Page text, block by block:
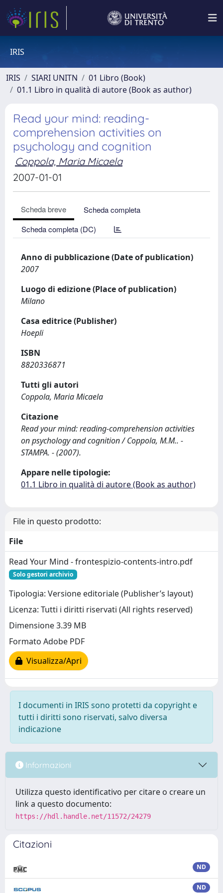
IRIS
IRIS SIARI UNITN
01 Libro (Book)
01.1 Libro in qualità di autore (Book as author)
Read your mind: reading-
comprehension activities on
psychology and cognition
Coppola, Maria Micaela
2007-01-01
Scheda breve
Scheda completa
Scheda completa (DC)
Anno di pubblicazione (Date of publication)
2007
Luogo di edizione (Place of publication)
Milano
Casa editrice (Publisher)
Hoepli
ISBN
8820336871
Tutti gli autori
Coppola, Maria Micaela
Citazione
Read your mind: reading-comprehension activities
on psychology and cognition / Coppola, M.M.. -
STAMPA. - (2007).
Appare nelle tipologie:
01.1 Libro in qualità di autore (Book as author)
File in questo prodotto:
File
Read Your Mind - frontespizio-contents-intro.pdf
Solo gestori archivio
Tipologia: Versione editoriale (Publisher’s layout)
Licenza: Tutti i diritti riservati (All rights reserved)
Dimensione 3.39 MB
Formato Adobe PDF
Visualizza/Apri
I documenti in IRIS sono protetti da copyright e
tutti i diritti sono riservati, salvo diversa
indicazione
Informazioni
Utilizza questo identificativo per citare o creare un
link a questo documento:
https://hdl.handle.net/11572/24279
Citazioni
ND
ND